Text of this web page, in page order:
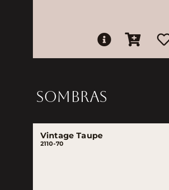
SOMBRAS
Vintage Taupe
2110-70